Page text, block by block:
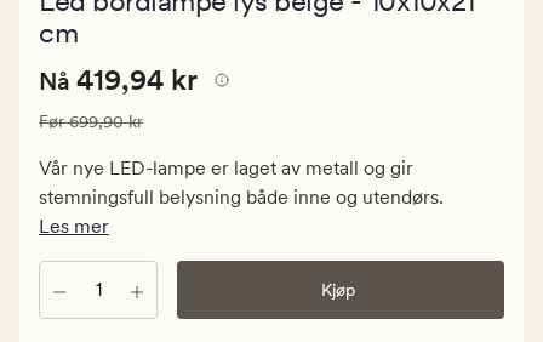
cm
Nåværende
419,94
kr.
Vanlig
pris
Nåværende pris
Nå 419,94 kr
Vanlig pris 699,90 kr
Før699,90 kr
Vår nye LED-lampe er laget av metall og gir
stemningsfull belysning både inne og utendørs.
Les mer
Antall Kjøp